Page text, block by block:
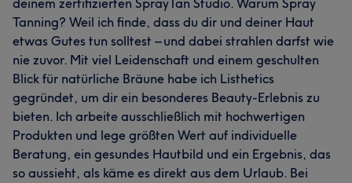
deinem zertifizierten SprayTan Studio. Warum Spray
Tanning? Weil ich finde, dass du dir und deiner Haut
etwas Gutes tun solltest – und dabei strahlen darfst wie
nie zuvor. Mit viel Leidenschaft und einem geschulten
Blick für natürliche Bräune habe ich Listhetics
gegründet, um dir ein besonderes Beauty-Erlebnis zu
bieten. Ich arbeite ausschließlich mit hochwertigen
Produkten und lege größten Wert auf individuelle
Beratung, ein gesundes Hautbild und ein Ergebnis, das
so aussieht, als käme es direkt aus dem Urlaub. Bei